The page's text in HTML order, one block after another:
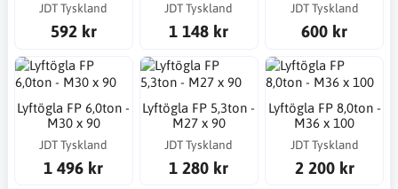
JDT Tyskland
592 kr
JDT Tyskland
1 148 kr
JDT Tyskland
600 kr
Lyftögla FP 6,0ton -
M30 x 90
JDT Tyskland
1 496 kr
Lyftögla FP 5,3ton -
M27 x 90
JDT Tyskland
1 280 kr
Lyftögla FP 8,0ton -
M36 x 100
JDT Tyskland
2 200 kr